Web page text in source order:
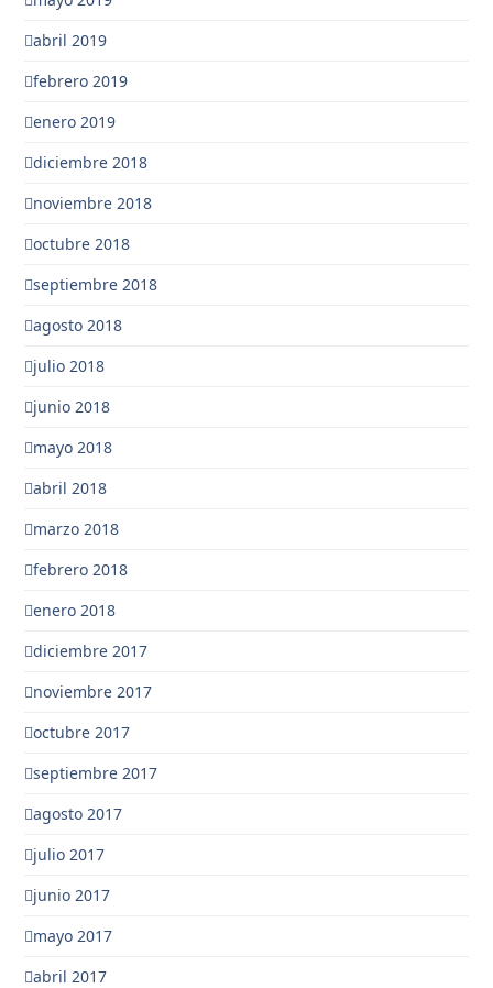
abril 2019
febrero 2019
enero 2019
diciembre 2018
noviembre 2018
octubre 2018
septiembre 2018
agosto 2018
julio 2018
junio 2018
mayo 2018
abril 2018
marzo 2018
febrero 2018
enero 2018
diciembre 2017
noviembre 2017
octubre 2017
septiembre 2017
agosto 2017
julio 2017
junio 2017
mayo 2017
abril 2017